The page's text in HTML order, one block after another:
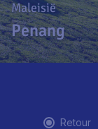
Maleisië
Penang
Retour